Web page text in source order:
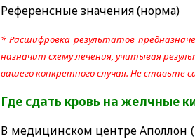
Референсные значения (норма)
* Расшифровка результатов
назначит схему лечения, учитывая
вашего конкретного случая. Не ставьте
Где сдать кровь на желчные
В медицинском центре Аполлон